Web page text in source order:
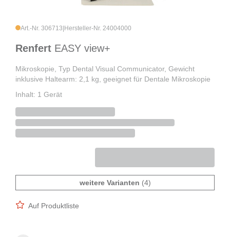
Art.-Nr. 306713 Hersteller-Nr. 24004000
Renfert EASY view+
Mikroskopie, Typ Dental Visual Communicator, Gewicht
inklusive Haltearm: 2,1 kg, geeignet für Dentale Mikroskopie
Inhalt: 1 Gerät
weitere Varianten (4)
Auf Produktliste